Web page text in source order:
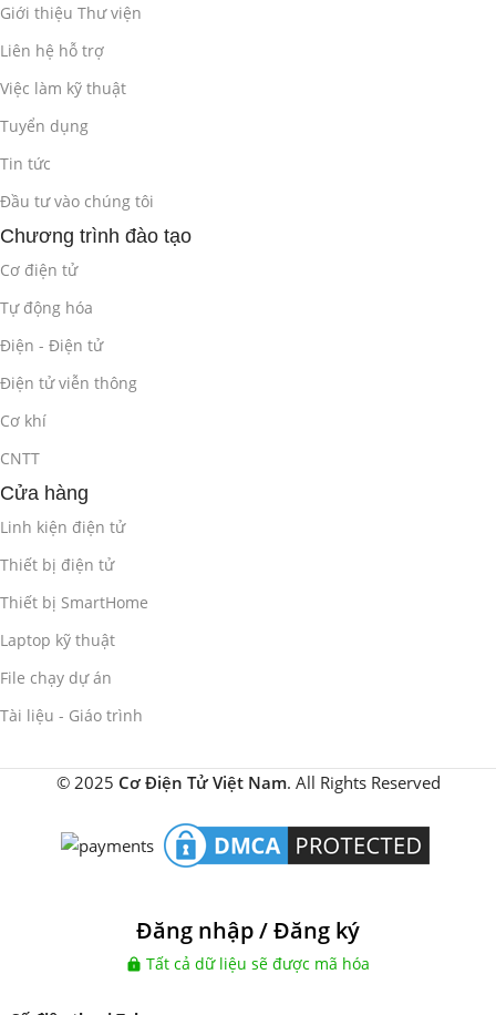
Giới thiệu Thư viện
Liên hệ hỗ trợ
Việc làm kỹ thuật
Tuyển dụng
Tin tức
Đầu tư vào chúng tôi
Chương trình đào tạo
Cơ điện tử
Tự động hóa
Điện - Điện tử
Điện tử viễn thông
Cơ khí
CNTT
Cửa hàng
Linh kiện điện tử
Thiết bị điện tử
Thiết bị SmartHome
Laptop kỹ thuật
File chạy dự án
Tài liệu - Giáo trình
© 2025 Cơ Điện Tử Việt Nam. All Rights Reserved
Đăng nhập / Đăng ký
Tất cả dữ liệu sẽ được mã hóa